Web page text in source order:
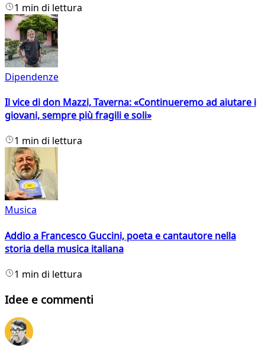
1 min di lettura
Dipendenze
Il vice di don Mazzi, Taverna: «Continueremo ad aiutare i
giovani, sempre più fragili e soli»
1 min di lettura
Musica
Addio a Francesco Guccini, poeta e cantautore nella
storia della musica italiana
1 min di lettura
Idee e commenti